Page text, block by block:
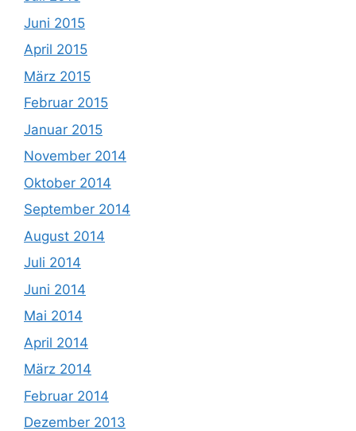
Juni 2015
April 2015
März 2015
Februar 2015
Januar 2015
November 2014
Oktober 2014
September 2014
August 2014
Juli 2014
Juni 2014
Mai 2014
April 2014
März 2014
Februar 2014
Dezember 2013